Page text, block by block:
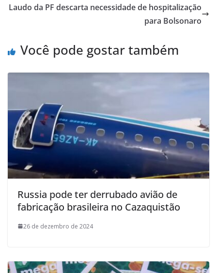
Laudo da PF descarta necessidade de hospitalização
para Bolsonaro
Você pode gostar também
Russia pode ter derrubado avião de
fabricação brasileira no Cazaquistão
26 de dezembro de 2024